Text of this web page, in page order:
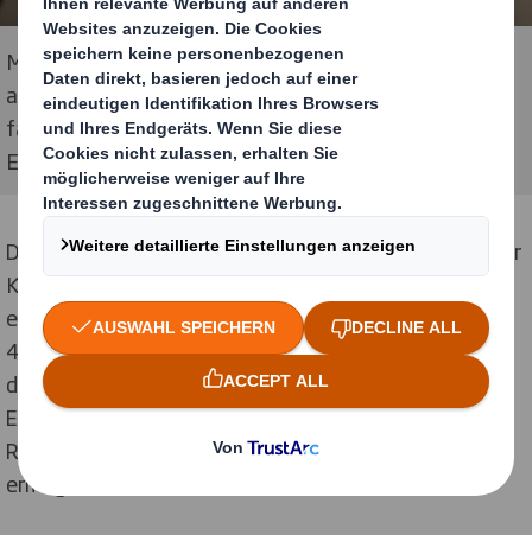
Mit dem Recyclability Evaluation Service (RES)
analysiert DS Smith die Recyclingfähigkeit von
faserbasierten Verpackungen in seinem modernen
Entwicklungslabor in Kemsley, Großbritannien.
Die Tests werden im hochmodernen Entwicklungslabor
Kemsley (Großbritannien) durchgeführt und
entsprechen den Industriestandards von CEPI und
4evergreen. Die Kunden von DS Smith erhalten
detaillierte Daten und einen Analysebericht, der die
Ergebnisse zusammenfasst und eine Bewertung der
Recyclingfähigkeit der Verpackung von -100 bis +100
ermöglicht.